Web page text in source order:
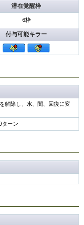
潜在覚醒枠
6枠
付与可能キラー
解除し、水、闇、回復に変
ターン